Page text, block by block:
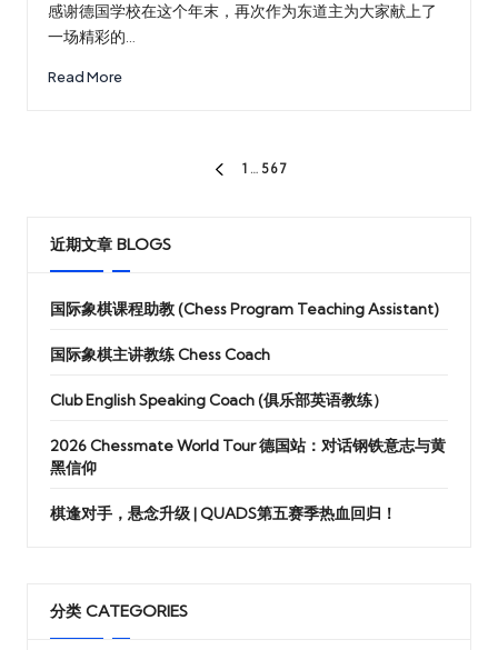
in
感谢德国学校在这个年末，再次作为东道主为大家献上了
一场精彩的…
Read More
分
PREVIOUS
1 … 5 6 7
近期文章 BLOGS
国际象棋课程助教 (Chess Program Teaching Assistant)
国际象棋主讲教练 Chess Coach
Club English Speaking Coach (俱乐部英语教练）
2026 Chessmate World Tour 德国站：对话钢铁意志与黄
黑信仰
棋逢对手，悬念升级 | QUADS第五赛季热血回归！
分类 CATEGORIES